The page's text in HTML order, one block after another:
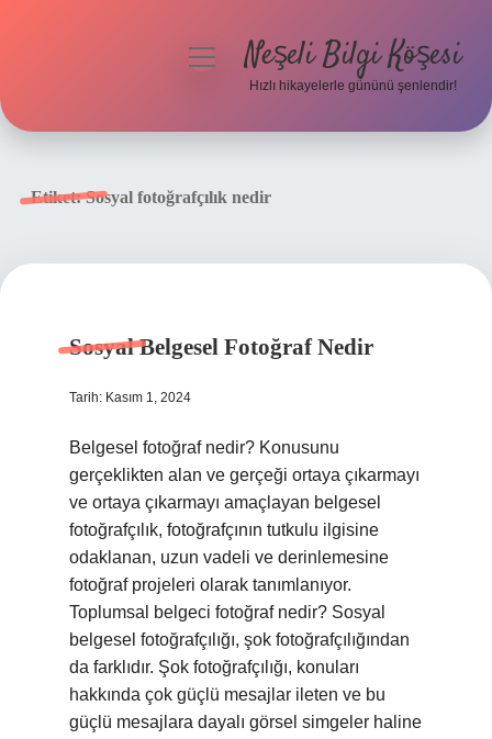
menüyüNeşeli Bilgi Köşesi
Hızlı hikayelerle gününü şenlendir!
Etiket:Sosyal fotoğrafçılık nedir
Sosyal Belgesel Fotoğraf Nedir
Tarih: Kasım 1, 2024
Belgesel fotoğraf nedir? Konusunu
gerçeklikten alan ve gerçeği ortaya çıkarmayı
ve ortaya çıkarmayı amaçlayan belgesel
fotoğrafçılık, fotoğrafçının tutkulu ilgisine
odaklanan, uzun vadeli ve derinlemesine
fotoğraf projeleri olarak tanımlanıyor.
Toplumsal belgeci fotoğraf nedir? Sosyal
belgesel fotoğrafçılığı, şok fotoğrafçılığından
da farklıdır. Şok fotoğrafçılığı, konuları
hakkında çok güçlü mesajlar ileten ve bu
güçlü mesajlara dayalı görsel simgeler haline